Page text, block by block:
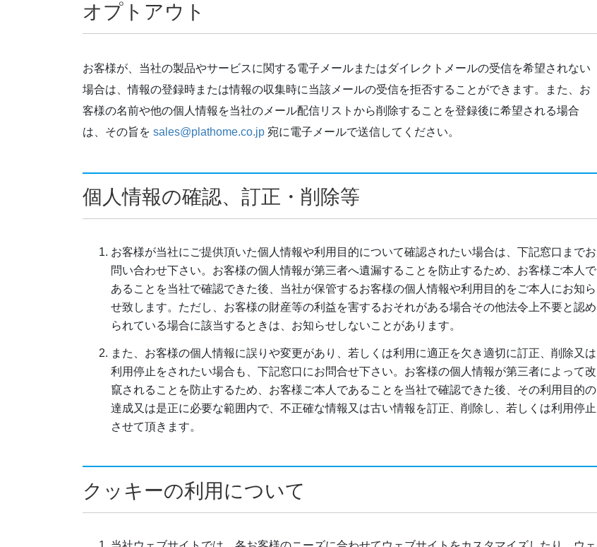
オプトアウト
お客様が、当社の製品やサービスに関する電子メールまたはダイレクトメールの受信を希望されない
場合は、情報の登録時または情報の収集時に当該メールの受信を拒否することができます。また、お
客様の名前や他の個人情報を当社のメール配信リストから削除することを登録後に希望される場合
は、その旨を sales@plathome.co.jp 宛に電子メールで送信してください。
個人情報の確認、訂正・削除等
お客様が当社にご提供頂いた個人情報や利用目的について確認されたい場合は、下記窓口までお
問い合わせ下さい。お客様の個人情報が第三者へ遺漏することを防止するため、お客様ご本人で
あることを当社で確認できた後、当社が保管するお客様の個人情報や利用目的をご本人にお知ら
せ致します。ただし、お客様の財産等の利益を害するおそれがある場合その他法令上不要と認め
られている場合に該当するときは、お知らせしないことがあります。
また、お客様の個人情報に誤りや変更があり、若しくは利用に適正を欠き適切に訂正、削除又は
利用停止をされたい場合も、下記窓口にお問合せ下さい。お客様の個人情報が第三者によって改
竄されることを防止するため、お客様ご本人であることを当社で確認できた後、その利用目的の
達成又は是正に必要な範囲内で、不正確な情報又は古い情報を訂正、削除し、若しくは利用停止
させて頂きます。
クッキーの利用について